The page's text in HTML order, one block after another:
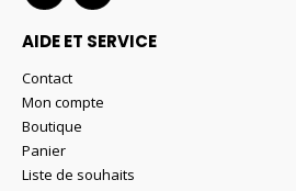
AIDE ET SERVICE
Contact
Mon compte
Boutique
Panier
Liste de souhaits